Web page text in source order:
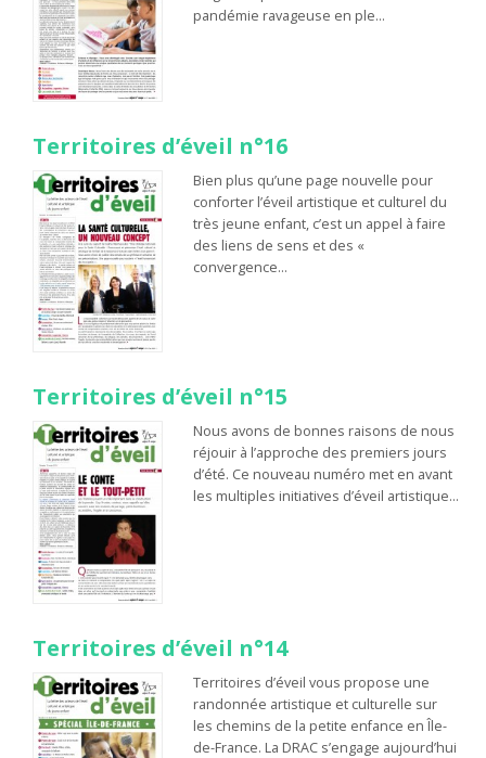
pandémie ravageuse en ple…
Territoires d’éveil n°16
Bien plus qu’une page nouvelle pour
conforter l’éveil artistique et culturel du
très jeune enfant, c’est un appel à faire
des liens de sens et des «
convergence…
Territoires d’éveil n°15
Nous avons de bonnes raisons de nous
réjouir à l’approche des premiers jours
d’été. Ce nouveau numéro met en avant
les multiples initiatives d’éveil artistique…
Territoires d’éveil n°14
Territoires d’éveil vous propose une
randonnée artistique et culturelle sur
les chemins de la petite enfance en Île-
de-France. La DRAC s’engage aujourd’hui